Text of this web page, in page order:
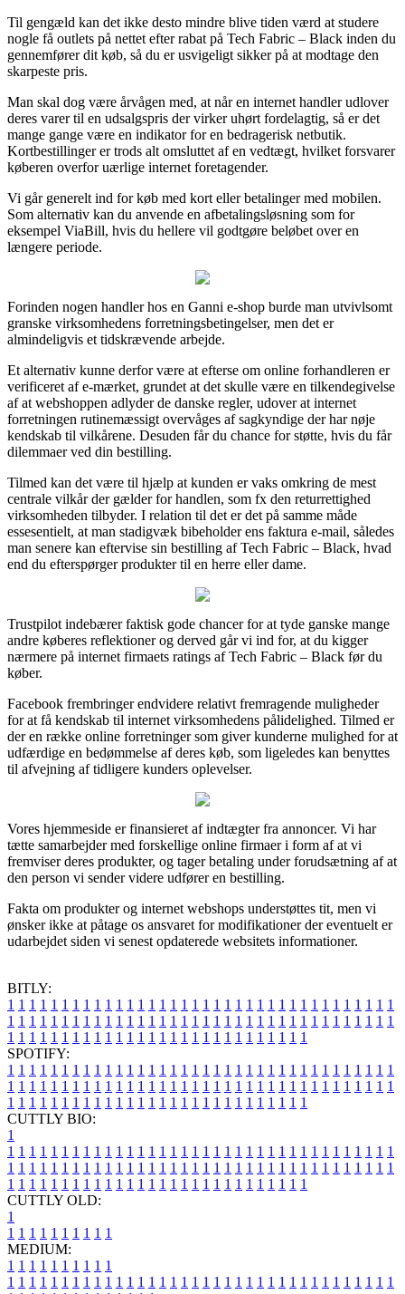
Til gengæld kan det ikke desto mindre blive tiden værd at studere
nogle få outlets på nettet efter rabat på Tech Fabric – Black inden du
gennemfører dit køb, så du er usvigeligt sikker på at modtage den
skarpeste pris.
Man skal dog være årvågen med, at når en internet handler udlover
deres varer til en udsalgspris der virker uhørt fordelagtig, så er det
mange gange være en indikator for en bedragerisk netbutik.
Kortbestillinger er trods alt omsluttet af en vedtægt, hvilket forsvarer
køberen overfor uærlige internet foretagender.
Vi går generelt ind for køb med kort eller betalinger med mobilen.
Som alternativ kan du anvende en afbetalingsløsning som for
eksempel ViaBill, hvis du hellere vil godtgøre beløbet over en
længere periode.
Forinden nogen handler hos en Ganni e-shop burde man utvivlsomt
granske virksomhedens forretningsbetingelser, men det er
almindeligvis et tidskrævende arbejde.
Et alternativ kunne derfor være at efterse om online forhandleren er
verificeret af e-mærket, grundet at det skulle være en tilkendegivelse
af at webshoppen adlyder de danske regler, udover at internet
forretningen rutinemæssigt overvåges af sagkyndige der har nøje
kendskab til vilkårene. Desuden får du chance for støtte, hvis du får
dilemmaer ved din bestilling.
Tilmed kan det være til hjælp at kunden er vaks omkring de mest
centrale vilkår der gælder for handlen, som fx den returrettighed
virksomheden tilbyder. I relation til det er det på samme måde
essesentielt, at man stadigvæk bibeholder ens faktura e-mail, således
man senere kan eftervise sin bestilling af Tech Fabric – Black, hvad
end du efterspørger produkter til en herre eller dame.
Trustpilot indebærer faktisk gode chancer for at tyde ganske mange
andre køberes reflektioner og derved går vi ind for, at du kigger
nærmere på internet firmaets ratings af Tech Fabric – Black før du
køber.
Facebook frembringer endvidere relativt fremragende muligheder
for at få kendskab til internet virksomhedens pålidelighed. Tilmed er
der en række online forretninger som giver kunderne mulighed for at
udfærdige en bedømmelse af deres køb, som ligeledes kan benyttes
til afvejning af tidligere kunders oplevelser.
Vores hjemmeside er finansieret af indtægter fra annoncer. Vi har
tætte samarbejder med forskellige online firmaer i form af at vi
fremviser deres produkter, og tager betaling under forudsætning af at
den person vi sender videre udfører en bestilling.
Fakta om produkter og internet webshops understøttes tit, men vi
ønsker ikke at påtage os ansvaret for modifikationer der eventuelt er
udarbejdet siden vi senest opdaterede websitets informationer.
BITLY:
1 1 1 1 1 1 1 1 1 1 1 1 1 1 1 1 1 1 1 1 1 1 1 1 1 1 1 1 1 1 1 1 1 1 1 1
1 1 1 1 1 1 1 1 1 1 1 1 1 1 1 1 1 1 1 1 1 1 1 1 1 1 1 1 1 1 1 1 1 1 1 1
1 1 1 1 1 1 1 1 1 1 1 1 1 1 1 1 1 1 1 1 1 1 1 1 1 1 1 1
SPOTIFY:
1 1 1 1 1 1 1 1 1 1 1 1 1 1 1 1 1 1 1 1 1 1 1 1 1 1 1 1 1 1 1 1 1 1 1 1
1 1 1 1 1 1 1 1 1 1 1 1 1 1 1 1 1 1 1 1 1 1 1 1 1 1 1 1 1 1 1 1 1 1 1 1
1 1 1 1 1 1 1 1 1 1 1 1 1 1 1 1 1 1 1 1 1 1 1 1 1 1 1 1
CUTTLY BIO:
1
1 1 1 1 1 1 1 1 1 1 1 1 1 1 1 1 1 1 1 1 1 1 1 1 1 1 1 1 1 1 1 1 1 1 1 1
1 1 1 1 1 1 1 1 1 1 1 1 1 1 1 1 1 1 1 1 1 1 1 1 1 1 1 1 1 1 1 1 1 1 1 1
1 1 1 1 1 1 1 1 1 1 1 1 1 1 1 1 1 1 1 1 1 1 1 1 1 1 1 1
CUTTLY OLD:
1
1 1 1 1 1 1 1 1 1 1
MEDIUM:
1 1 1 1 1 1 1 1 1 1
1 1 1 1 1 1 1 1 1 1 1 1 1 1 1 1 1 1 1 1 1 1 1 1 1 1 1 1 1 1 1 1 1 1 1 1